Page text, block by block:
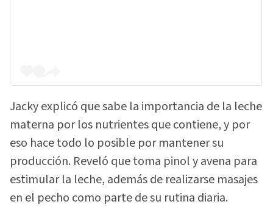
Jacky explicó que sabe la importancia de la leche
materna por los nutrientes que contiene, y por
eso hace todo lo posible por mantener su
producción. Reveló que toma pinol y avena para
estimular la leche, además de realizarse masajes
en el pecho como parte de su rutina diaria.